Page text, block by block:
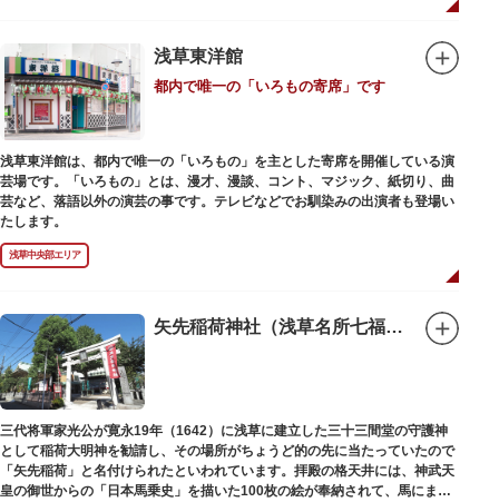
浅草東洋館
都内で唯一の「いろもの寄席」です
浅草東洋館は、都内で唯一の「いろもの」を主とした寄席を開催している演
芸場です。「いろもの」とは、漫才、漫談、コント、マジック、紙切り、曲
芸など、落語以外の演芸の事です。テレビなどでお馴染みの出演者も登場い
たします。
浅草中央部エリア
矢先稲荷神社（浅草名所七福神 福禄寿）
三代将軍家光公が寛永19年（1642）に浅草に建立した三十三間堂の守護神
として稲荷大明神を勧請し、その場所がちょうど的の先に当たっていたので
「矢先稲荷」と名付けられたといわれています。拝殿の格天井には、神武天
皇の御世からの「日本馬乗史」を描いた100枚の絵が奉納されて、馬にまつ